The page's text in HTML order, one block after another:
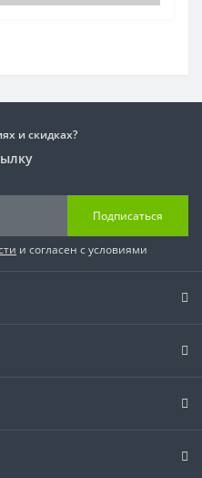
и скидках?
Подписаться
и согласен с условиями